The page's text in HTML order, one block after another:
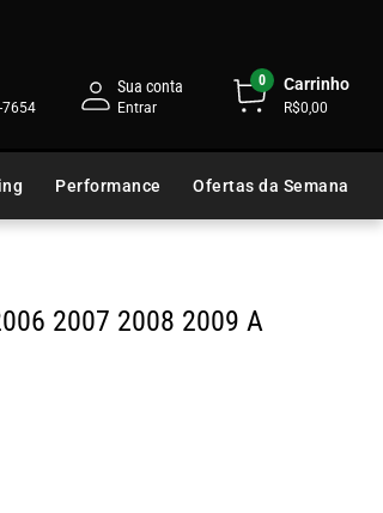
Sua conta 0 Carrinho
R$0,00
Performance Ofertas da Semana
2007 2008 2009 A